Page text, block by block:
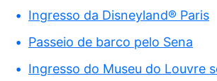
Ingresso da Disneyland® Paris
Passeio de barco pelo Sena
Ingresso do Museu do Louvre